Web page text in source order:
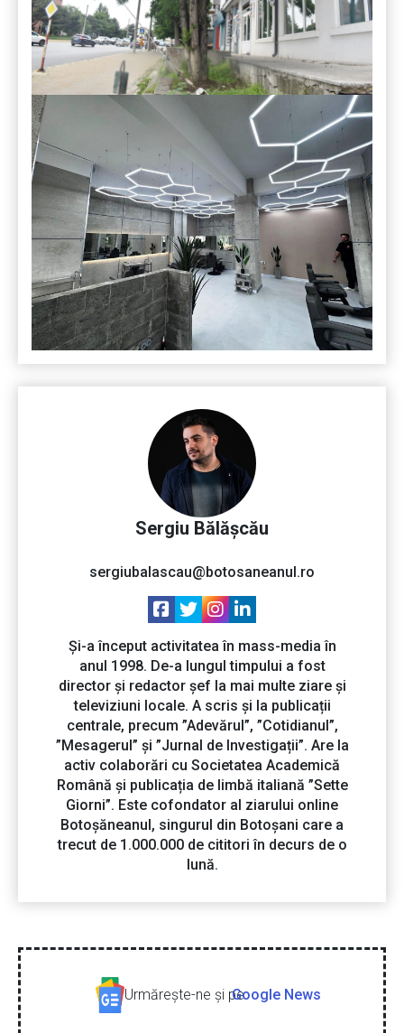
Sergiu Bălășcău
sergiubalascau@botosaneanul.ro
Și-a început activitatea în mass-media în
anul 1998. De-a lungul timpului a fost
director și redactor șef la mai multe ziare și
televiziuni locale. A scris și la publicații
centrale, precum ”Adevărul”, ”Cotidianul”,
”Mesagerul” și ”Jurnal de Investigații”. Are la
activ colaborări cu Societatea Academică
Română și publicația de limbă italiană ”Sette
Giorni”. Este cofondator al ziarului online
Botoșăneanul, singurul din Botoșani care a
trecut de 1.000.000 de cititori în decurs de o
lună.
Urmăreşte-ne şi peGoogle News